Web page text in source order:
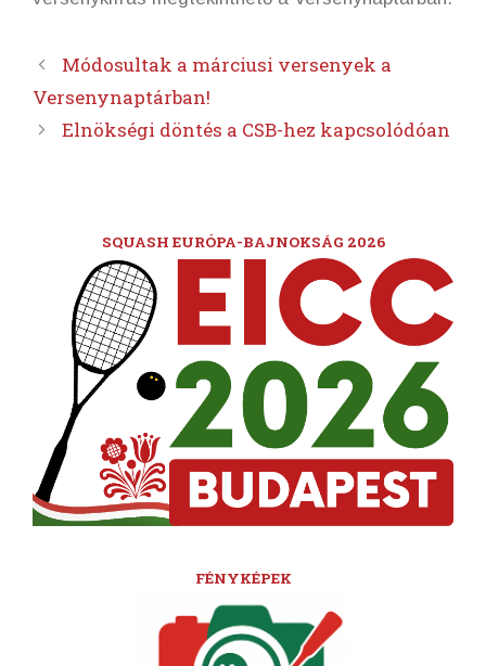
Módosultak a márciusi versenyek a
Versenynaptárban!
Elnökségi döntés a CSB-hez kapcsolódóan
SQUASH EURÓPA-BAJNOKSÁG 2026
FÉNYKÉPEK